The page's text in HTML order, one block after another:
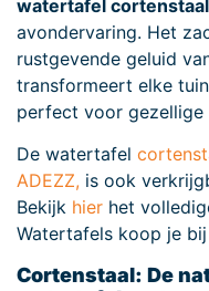
watertafel cortenstaal
avondervaring. Het
rustgevende geluid
transformeert elke
perfect voor gezellige
De watertafel
ADEZZ, is ook
Bekijk hier het
Watertafels koop je bij
Cortenstaal: De